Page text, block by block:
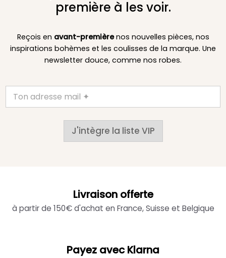
première à les voir.
Reçois en avant-premièrenos nouvelles pièces, nos
inspirations bohèmes et les coulisses de la marque. Une
newsletter douce, comme nos robes.
J'intègre la liste VIP
Livraison offerte
à partir de 150€ d'achat en France, Suisse et Belgique
Payez avec Klarna